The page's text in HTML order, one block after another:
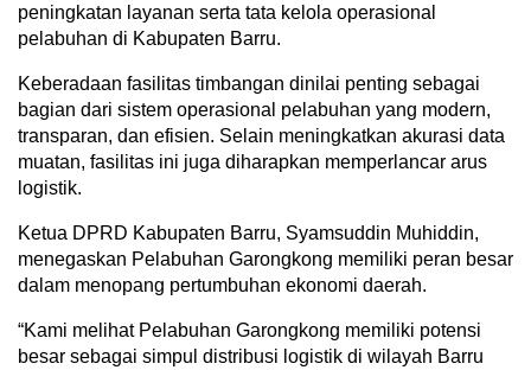
peningkatan layanan serta tata kelola operasional
pelabuhan di Kabupaten Barru.
Keberadaan fasilitas timbangan dinilai penting sebagai
bagian dari sistem operasional pelabuhan yang modern,
transparan, dan efisien. Selain meningkatkan akurasi data
muatan, fasilitas ini juga diharapkan memperlancar arus
logistik.
Ketua DPRD Kabupaten Barru, Syamsuddin Muhiddin,
menegaskan Pelabuhan Garongkong memiliki peran besar
dalam menopang pertumbuhan ekonomi daerah.
“Kami melihat Pelabuhan Garongkong memiliki potensi
besar sebagai simpul distribusi logistik di wilayah Barru